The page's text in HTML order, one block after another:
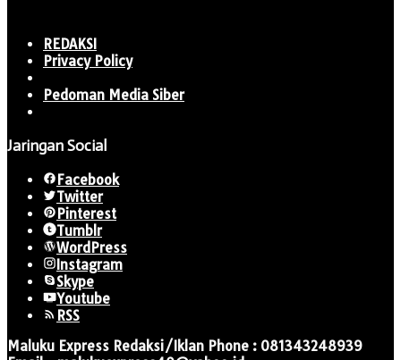
REDAKSI
Privacy Policy
Pedoman Media Siber
Jaringan Social
Facebook
Twitter
Pinterest
Tumblr
WordPress
Instagram
Skype
Youtube
RSS
Maluku Express Redaksi/Iklan Phone : 081343248939